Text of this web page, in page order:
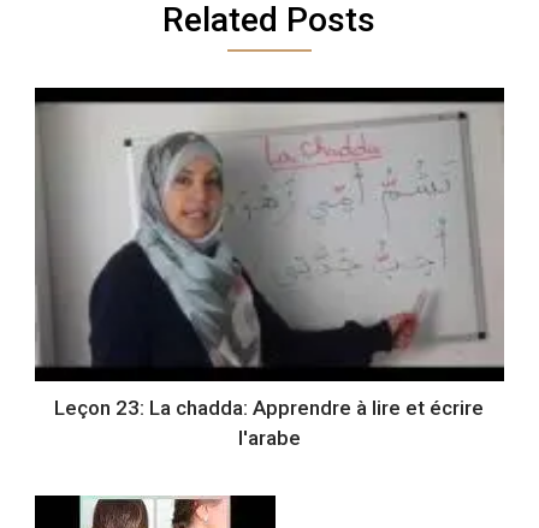
Related Posts
Leçon 23: La chadda: Apprendre à lire et écrire
l'arabe